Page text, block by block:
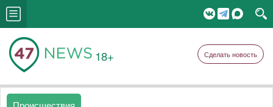
18+ Сделать новость